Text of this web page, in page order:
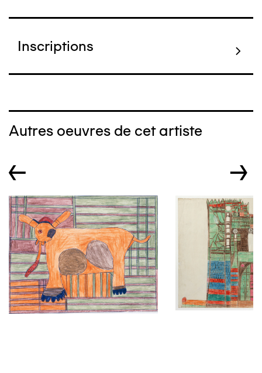
Inscriptions
Autres oeuvres de cet artiste
← →